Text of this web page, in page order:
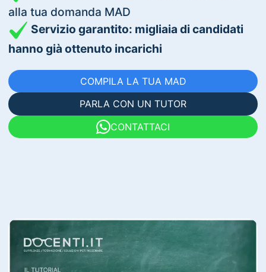
alla tua domanda MAD
Servizio garantito: migliaia di candidati
hanno già ottenuto incarichi
COMPILA LA TUA MAD
PARLA CON UN TUTOR
CONTATTACI